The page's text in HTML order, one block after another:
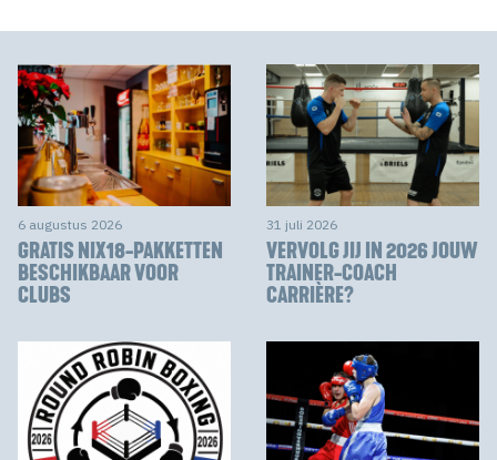
6 augustus 2026
GRATIS NIX18-PAKKETTEN
BESCHIKBAAR VOOR
CLUBS
31 juli 2026
VERVOLG JIJ IN 2026 JOUW
TRAINER-COACH
CARRIÈRE?